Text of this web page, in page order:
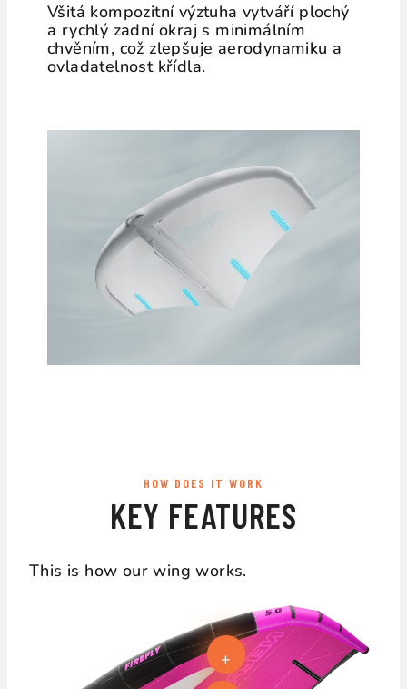
Všitá kompozitní výztuha vytváří plochý
a rychlý zadní okraj s minimálním
chvěním, což zlepšuje aerodynamiku a
ovladatelnost křídla.
HOW DOES IT WORK
KEY FEATURES
This is how our wing works.
+